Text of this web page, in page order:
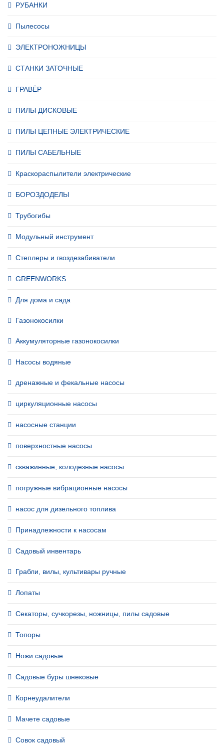
РУБАНКИ
Пылесосы
ЭЛЕКТРОНОЖНИЦЫ
СТАНКИ ЗАТОЧНЫЕ
ГРАВЁР
ПИЛЫ ДИСКОВЫЕ
ПИЛЫ ЦЕПНЫЕ ЭЛЕКТРИЧЕСКИЕ
ПИЛЫ САБЕЛЬНЫЕ
Краскораспылители электрические
БОРОЗДОДЕЛЫ
Трубогибы
Модульный инструмент
Степлеры и гвоздезабиватели
GREENWORKS
Для дома и сада
Газонокосилки
Аккумуляторные газонокосилки
Насосы водяные
дренажные и фекальные насосы
циркуляционные насосы
насосные станции
поверхностные насосы
скважинные, колодезные насосы
погружные вибрационные насосы
насос для дизельного топлива
Принадлежности к насосам
Садовый инвентарь
Грабли, вилы, культивары ручные
Лопаты
Секаторы, сучкорезы, ножницы, пилы садовые
Топоры
Ножи садовые
Садовые буры шнековые
Корнеудалители
Мачете садовые
Совок садовый